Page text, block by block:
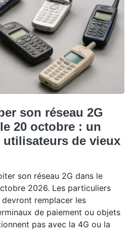
son réseau 2G
20 octobre : un
utilisateurs de vieux
son réseau 2G dans le
2026. Les particuliers
remplacer les
de paiement ou objets
pas avec la 4G ou la